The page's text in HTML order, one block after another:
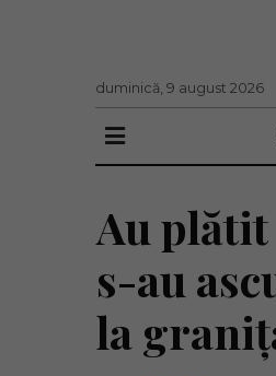
duminică, 9 august 2026
Au plătit
s-au
la